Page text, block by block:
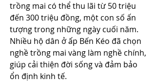
trồng mai có thể thu lãi từ 50 triệu
đến 300 triệu đồng, một con số ấn
tượng trong những ngày cuối năm.
Nhiều hộ dân ở ấp Bến Kéo đã chọn
nghề trồng mai vàng làm nghề chính,
giúp cải thiện đời sống và đảm bảo
ổn định kinh tế.